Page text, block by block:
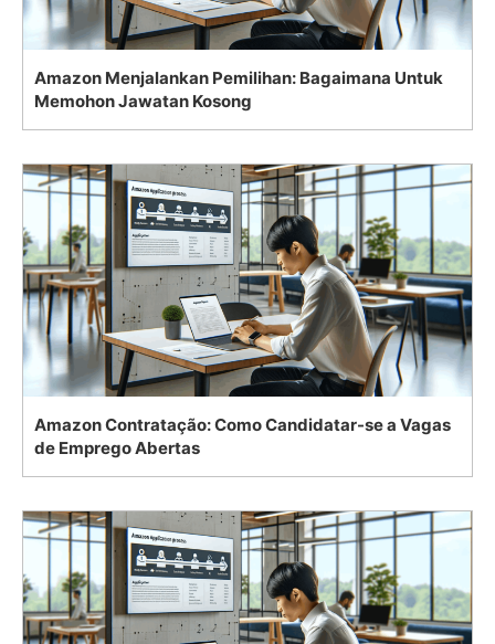
Amazon Menjalankan Pemilihan: Bagaimana Untuk
Memohon Jawatan Kosong
Amazon Contratação: Como Candidatar-se a Vagas
de Emprego Abertas